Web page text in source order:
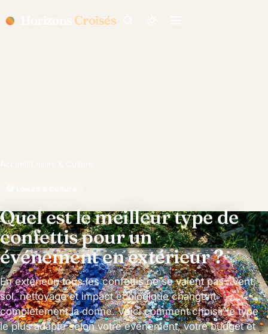
Croisés
Quel est le meilleur type de
confettis pour un
événement en extérieur ?
En extérieur, tous les confettis ne se valent pas : vent,
sol, nettoyage et impact écologique changent
complètement la donne. Voici comment choisir le type
le plus adapté selon votre événement, votre budget et